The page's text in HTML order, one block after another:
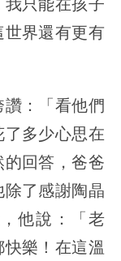
界還有更有
：「看他們
多少心思在
回答，爸爸
了感謝陶晶
他說：「老
樂！在這溫